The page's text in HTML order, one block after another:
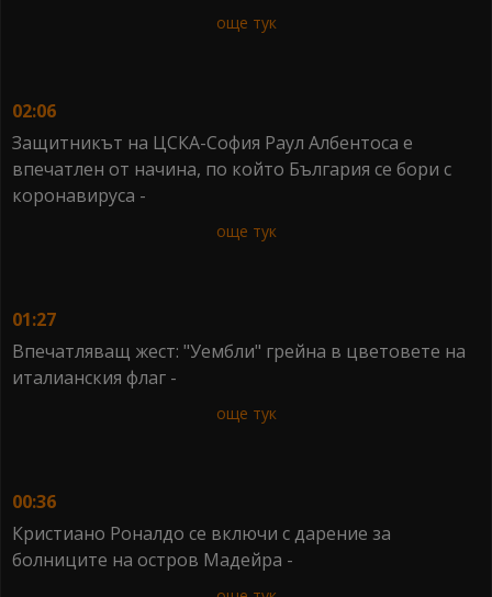
още тук
02:06
Защитникът на ЦСКА-София Раул Албентоса е
впечатлен от начина, по който България се бори с
коронавируса -
още тук
01:27
Впечатляващ жест: "Уембли" грейна в цветовете на
италианския флаг -
още тук
00:36
Кристиано Роналдо се включи с дарение за
болниците на остров Мадейра -